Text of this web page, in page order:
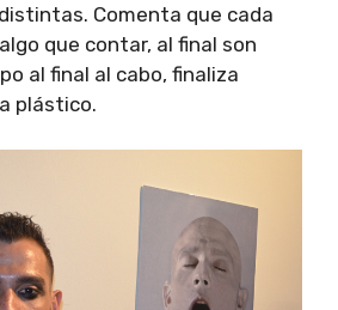
Comenta que cada
que contar, al final son
al final al cabo, finaliza
plástico.